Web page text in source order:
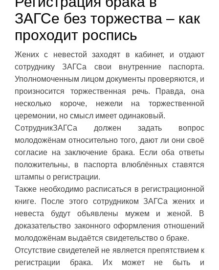
ЗАГСе без торжества – как
проходит роспись
Жених с невестой заходят в кабинет, и отдают
сотруднику ЗАГСа свои внутренние паспорта.
Уполномоченным лицом документы проверяются, и
произносится торжественная речь. Правда, она
несколько короче, нежели на торжественной
церемонии, но смысл имеет одинаковый.
СотрудникЗАГСа должен задать вопрос
молодожёнам относительно того, дают ли они своё
согласие на заключение брака. Если оба ответы
положительны, в паспорта влюблённых ставятся
штампы о регистрации.
Также необходимо расписаться в регистрационной
книге. После этого сотрудником ЗАГСа жених и
невеста будут объявлены мужем и женой. В
доказательство законного оформления отношений
молодожёнам выдаётся свидетельство о браке.
Отсутствие свидетелей не является препятствием к
регистрации брака. Их может не быть и